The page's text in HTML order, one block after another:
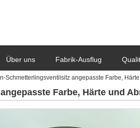
Über uns Fabrik-Ausflug
Schmetterlingsventilsitz angepasste Farbe,
Farbe, Härte und